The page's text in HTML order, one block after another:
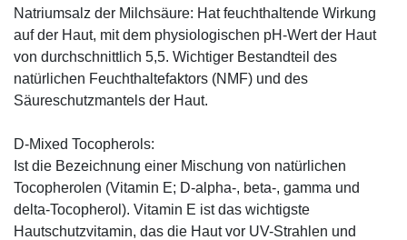
Natriumsalz der Milchsäure: Hat feuchthaltende Wirkung
auf der Haut, mit dem physiologischen pH-Wert der Haut
von durchschnittlich 5,5. Wichtiger Bestandteil des
natürlichen Feuchthaltefaktors (NMF) und des
Säureschutzmantels der Haut.
D-Mixed Tocopherols:
Ist die Bezeichnung einer Mischung von natürlichen
Tocopherolen (Vitamin E; D-alpha-, beta-, gamma und
delta-Tocopherol). Vitamin E ist das wichtigste
Hautschutzvitamin, das die Haut vor UV-Strahlen und